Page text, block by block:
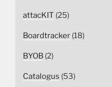
attacKIT (25)
Boardtracker (18)
BYOB (2)
Catalogus (53)